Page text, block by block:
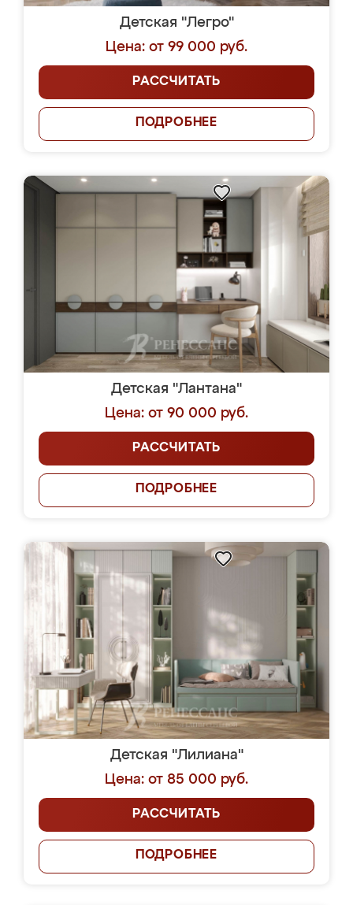
Детская "Легро"
Цена: от 99 000 руб.
РАССЧИТАТЬ
ПОДРОБНЕЕ
Детская "Лантана"
Цена: от 90 000 руб.
РАССЧИТАТЬ
ПОДРОБНЕЕ
Детская "Лилиана"
Цена: от 85 000 руб.
РАССЧИТАТЬ
ПОДРОБНЕЕ